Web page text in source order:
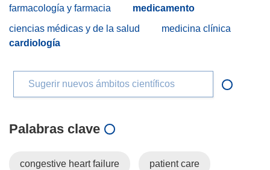
farmacología y farmacia
medicamento
ciencias médicas y de la salud
medicina clínica
cardiología
Sugerir nuevos ámbitos científicos
Palabras clave
congestive heart failure patient care